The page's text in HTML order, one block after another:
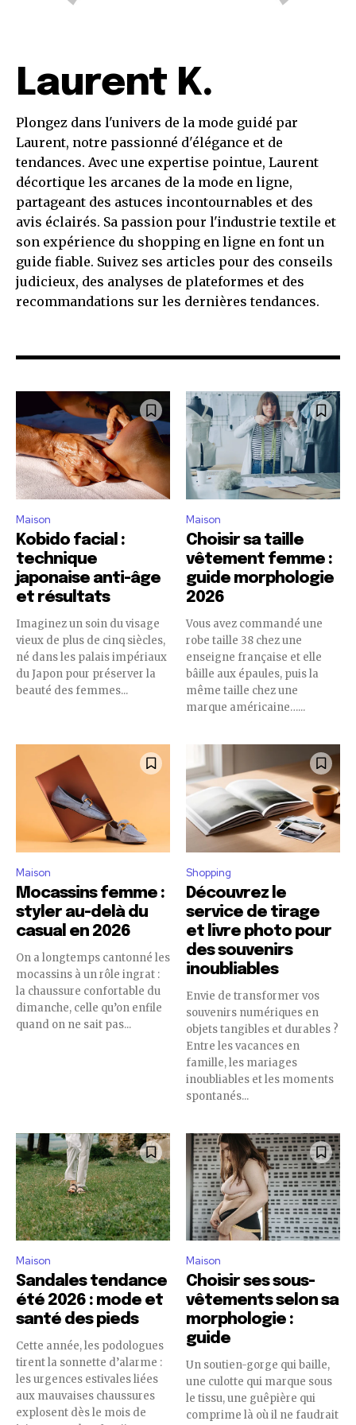
Laurent K.
Plongez dans l'univers de la mode guidé par
Laurent, notre passionné d'élégance et de
tendances. Avec une expertise pointue, Laurent
décortique les arcanes de la mode en ligne,
partageant des astuces incontournables et des
avis éclairés. Sa passion pour l'industrie textile et
son expérience du shopping en ligne en font un
guide fiable. Suivez ses articles pour des conseils
judicieux, des analyses de plateformes et des
recommandations sur les dernières tendances.
Maison
Kobido facial :
technique
japonaise anti-âge
et résultats
Imaginez un soin du visage
vieux de plus de cinq siècles,
né dans les palais impériaux
du Japon pour préserver la
beauté des femmes...
Maison
Choisir sa taille
vêtement femme :
guide morphologie
2026
Vous avez commandé une
robe taille 38 chez une
enseigne française et elle
bâille aux épaules, puis la
même taille chez une
marque américaine…...
Maison
Mocassins femme :
styler au-delà du
casual en 2026
On a longtemps cantonné les
mocassins à un rôle ingrat :
la chaussure confortable du
dimanche, celle qu’on enfile
quand on ne sait pas...
Shopping
Découvrez le
service de tirage
et livre photo pour
des souvenirs
inoubliables
Envie de transformer vos
souvenirs numériques en
objets tangibles et durables ?
Entre les vacances en
famille, les mariages
inoubliables et les moments
spontanés...
Maison
Sandales tendance
été 2026 : mode et
santé des pieds
Cette année, les podologues
tirent la sonnette d’alarme :
les urgences estivales liées
aux mauvaises chaussures
explosent dès le mois de
Maison
Choisir ses sous-
vêtements selon sa
morphologie :
guide
Un soutien-gorge qui baille,
une culotte qui marque sous
le tissu, une guêpière qui
comprime là où il ne faudrait